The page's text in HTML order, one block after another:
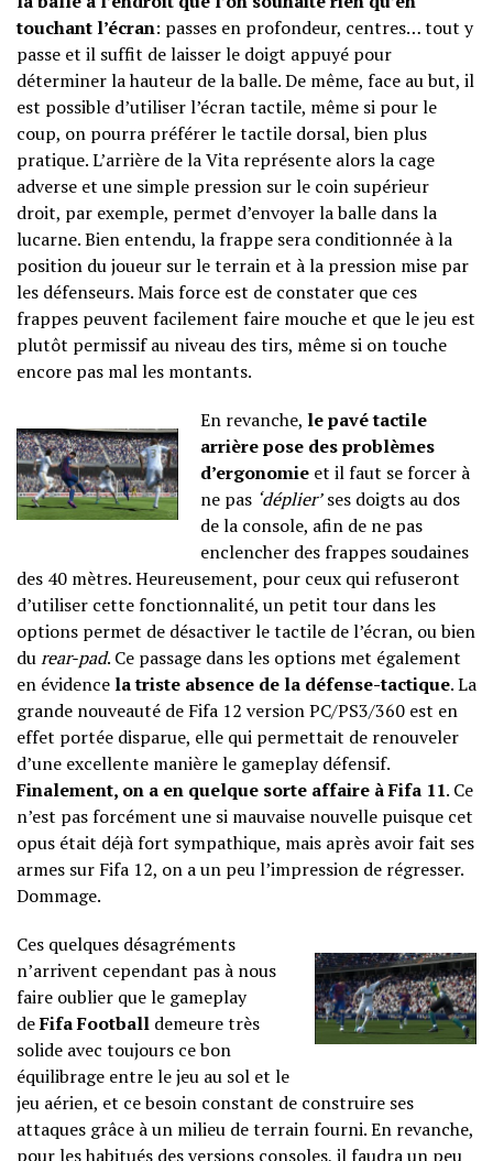
touchant l’écran: passes en profondeur, centres… tout y
passe et il suffit de laisser le doigt appuyé pour
déterminer la hauteur de la balle. De même, face au but, il
est possible d’utiliser l’écran tactile, même si pour le
coup, on pourra préférer le tactile dorsal, bien plus
pratique. L’arrière de la Vita représente alors la cage
adverse et une simple pression sur le coin supérieur
droit, par exemple, permet d’envoyer la balle dans la
lucarne. Bien entendu, la frappe sera conditionnée à la
position du joueur sur le terrain et à la pression mise par
les défenseurs. Mais force est de constater que ces
frappes peuvent facilement faire mouche et que le jeu est
plutôt permissif au niveau des tirs, même si on touche
encore pas mal les montants.
En revanche, le pavé tactile
arrière pose des problèmes
d’ergonomie et il faut se forcer à
ne pas ‘déplier’ses doigts au dos
de la console, afin de ne pas
enclencher des frappes soudaines
des 40 mètres. Heureusement, pour ceux qui refuseront
d’utiliser cette fonctionnalité, un petit tour dans les
options permet de désactiver le tactile de l’écran, ou bien
durear-pad. Ce passage dans les options met également
en évidence la triste absence de la défense-tactique. La
grande nouveauté de Fifa 12 version PC/PS3/360 est en
effet portée disparue, elle qui permettait de renouveler
d’une excellente manière le gameplay défensif.
Finalement, on a en quelque sorte affaire à Fifa 11. Ce
n’est pas forcément une si mauvaise nouvelle puisque cet
opus était déjà fort sympathique, mais après avoir fait ses
armes sur Fifa 12, on a un peu l’impression de régresser.
Dommage.
Ces quelques désagréments
n’arrivent cependant pas à nous
faire oublier que le gameplay
deFifa Football demeure très
solide avec toujours ce bon
équilibrage entre le jeu au sol et le
jeu aérien, et ce besoin constant de construire ses
attaques grâce à un milieu de terrain fourni. En revanche,
pour les habitués des versions consoles, il faudra un peu